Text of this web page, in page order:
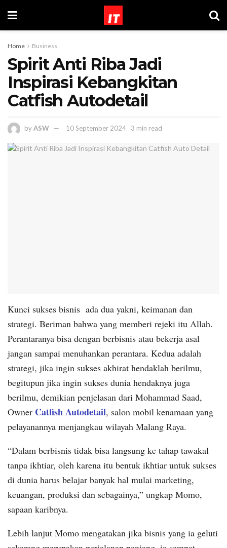
Home Business
Spirit Anti Riba Jadi
Inspirasi Kebangkitan
Catfish Autodetail
byASW 10 September 2024 3 min read
Kunci sukses bisnis ada dua yakni, keimanan dan
strategi. Beriman bahwa yang memberi rejeki itu Allah.
Perantaranya bisa dengan berbisnis atau bekerja asal
jangan sampai menuhankan perantara. Kedua adalah
strategi, jika ingin sukses akhirat hendaklah berilmu,
begitupun jika ingin sukses dunia hendaknya juga
berilmu, demikian penjelasan dari Mohammad Saad,
Owner Catfish Autodetail, salon mobil kenamaan yang
pelayanannya menjangkau wilayah Malang Raya.
“Dalam berbisnis tidak bisa langsung ke tahap tawakal
tanpa ikhtiar, oleh karena itu bentuk ikhtiar untuk sukses
di dunia harus belajar banyak hal mulai marketing,
keuangan, produksi dan sebagainya,” ungkap Momo,
sapaan karibnya.
Lebih lanjut Momo mengatakan jika bisnis yang ia geluti